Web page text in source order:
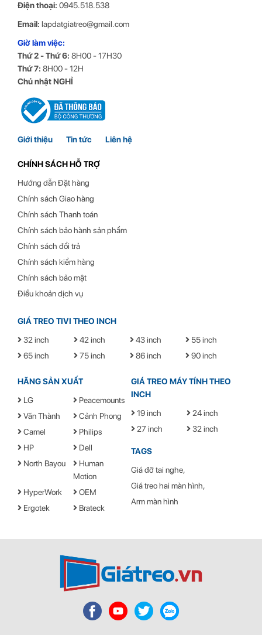
HỖ TRỢ 24/7
0945.518.538
Điện thoại: 0945.518.538
Email: lapdatgiatreo@gmail.com
Giờ làm việc:
Thứ 2 - Thứ 6: 8H00 - 17H30
Thứ 7: 8H00 - 12H
Chủ nhật NGHỈ
Giới thiệu Tin tức Liên hệ
CHÍNH SÁCH HỖ TRỢ
Hướng dẫn Đặt hàng
Chính sách Giao hàng
Chính sách Thanh toán
Chính sách bảo hành sản phẩm
Chính sách đổi trả
Chính sách kiểm hàng
Chính sách bảo mật
Điều khoản dịch vụ
GIÁ TREO TIVI THEO INCH
32 inch
42 inch 43 inch
55 inch
65 inch
75 inch 86 inch 90 inch
HÃNG SẢN XUẤT
LG
Peacemounts
Văn Thành
Cảnh Phong
Camel
Philips
HP
Dell
North Bayou
Human
Motion
HyperWork
OEM
Ergotek
Brateck
GIÁ TREO MÁY TÍNH THEO
INCH
19 inch
24 inch
27 inch
32 inch
TAGS
Giá đỡ tai nghe
Giá treo hai màn hình
Arm màn hình